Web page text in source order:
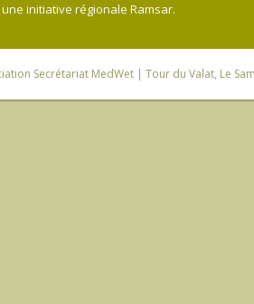
initiative régionale Ramsar.
Secrétariat MedWet | Tour du Valat, Le